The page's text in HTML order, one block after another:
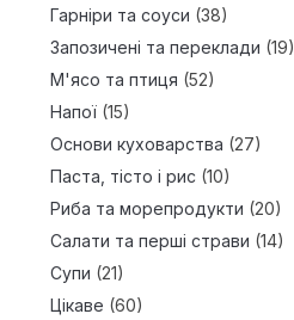
Гарніри та соуси (38)
Запозичені та переклади (19)
М'ясо та птиця (52)
Напої(15)
Основи куховарства (27)
Паста, тісто і рис (10)
Риба та морепродукти (20)
Салати та перші страви (14)
Супи (21)
Цікаве (60)